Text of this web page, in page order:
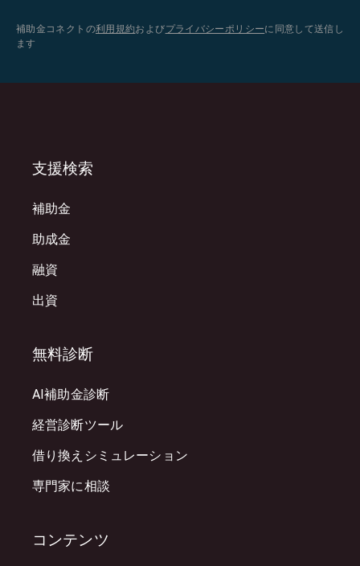
補助金コネクトの利用規約およびプライバシーポリシーに同意して送信し
ます
支援検索
補助金
助成金
融資
出資
無料診断
AI補助金診断
経営診断ツール
借り換えシミュレーション
専門家に相談
コンテンツ